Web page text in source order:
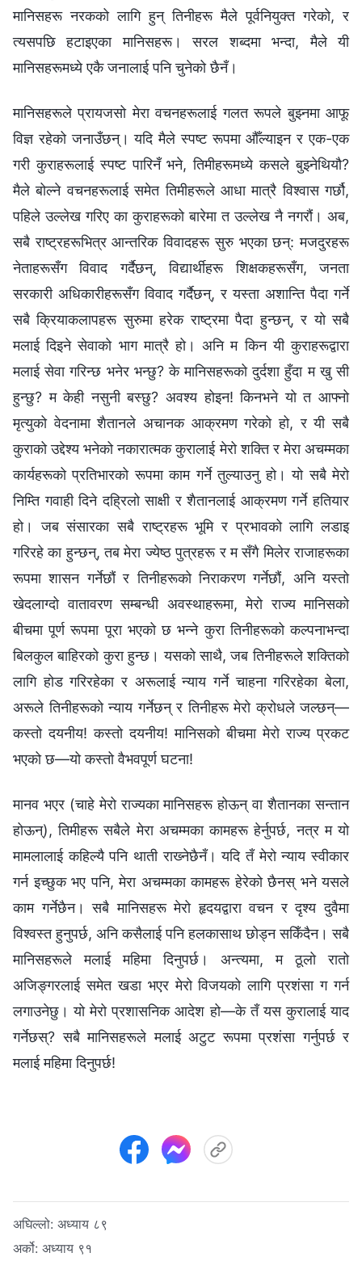
मानिसहरू नरकको लागि हुन् तिनीहरू मैले पूर्वनियुक्त गरेको, र
त्यसपछि हटाइएका मानिसहरू। सरल शब्दमा भन्दा, मैले यी
मानिसहरूमध्ये एकै जनालाई पनि चुनेको छैनँ।
मानिसहरूले प्रायजसो मेरा वचनहरूलाई गलत रूपले बुझ्‍नमा आफू
विज्ञ रहेको जनाउँछन्। यदि मैले स्पष्ट रूपमा औँल्याइन र एक-एक
गरी कुराहरूलाई स्पष्ट पारिनँ भने, तिमीहरूमध्ये कसले बुझ्‍नेथियौ?
मैले बोल्‍ने वचनहरूलाई समेत तिमीहरूले आधा मात्रै विश्‍वास गर्छौ,
पहिले उल्‍लेख गरिए का कुराहरूको बारेमा त उल्‍लेख नै नगरौं। अब,
सबै राष्ट्रहरूभित्र आन्तरिक विवादहरू सुरु भएका छन्: मजदुरहरू
नेताहरूसँग विवाद गर्दैछन्, विद्यार्थीहरू शिक्षकहरूसँग, जनता
सरकारी अधिकारीहरूसँग विवाद गर्दैछन्, र यस्ता अशान्ति पैदा गर्ने
सबै क्रियाकलापहरू सुरुमा हरेक राष्ट्रमा पैदा हुन्छन्, र यो सबै
मलाई दिइने सेवाको भाग मात्रै हो। अनि म किन यी कुराहरूद्वारा
मलाई सेवा गरिन्छ भनेर भन्छु? के मानिसहरूको दुर्दशा हुँदा म खु सी
हुन्छु? म केही नसुनी बस्छु? अवश्य होइन! किनभने यो त आफ्‍नो
मृत्युको वेदनामा शैतानले अचानक आक्रमण गरेको हो, र यी सबै
कुराको उद्देश्‍य भनेको नकारात्मक कुरालाई मेरो शक्ति र मेरा अचम्‍मका
कार्यहरूको प्रतिभारको रूपमा काम गर्ने तुल्याउनु हो। यो सबै मेरो
निम्ति गवाही दिने दह्रिलो साक्षी र शैतानलाई आक्रमण गर्ने हतियार
हो। जब संसारका सबै राष्ट्रहरू भूमि र प्रभावको लागि लडाइ
गरिरहे का हुन्छन्, तब मेरा ज्येष्ठ पुत्रहरू र म सँगै मिलेर राजाहरूका
रूपमा शासन गर्नेछौं र तिनीहरूको निराकरण गर्नेछौं, अनि यस्तो
खेदलाग्दो वातावरण सम्‍बन्धी अवस्थाहरूमा, मेरो राज्य मानिसको
बीचमा पूर्ण रूपमा पूरा भएको छ भन्‍ने कुरा तिनीहरूको कल्‍पनाभन्दा
बिलकुल बाहिरको कुरा हुन्छ। यसको साथै, जब तिनीहरूले शक्तिको
लागि होड गरिरहेका र अरूलाई न्याय गर्ने चाहना गरिरहेका बेला,
अरूले तिनीहरूको न्याय गर्नेछन् र तिनीहरू मेरो क्रोधले जल्छन्—
कस्तो दयनीय! कस्तो दयनीय! मानिसको बीचमा मेरो राज्य प्रकट
भएको छ—यो कस्तो वैभवपूर्ण घटना!
मानव भएर (चाहे मेरो राज्यका मानिसहरू होऊन् वा शैतानका सन्तान
होऊन्), तिमीहरू सबैले मेरा अचम्‍मका कामहरू हेर्नुपर्छ, नत्र म यो
मामलालाई कहिल्यै पनि थाती राख्‍नेछैनँ। यदि तँ मेरो न्याय स्वीकार
गर्न इच्‍छुक भए पनि, मेरा अचम्‍मका कामहरू हेरेको छैनस् भने यसले
काम गर्नेछैन। सबै मानिसहरू मेरो हृदयद्वारा वचन र दृश्य दुवैमा
विश्‍वस्त हुनुपर्छ, अनि कसैलाई पनि हलकासाथ छोड्न सकिँदैन। सबै
मानिसहरूले मलाई महिमा दिनुपर्छ। अन्त्यमा, म ठूलो रातो
अजिङ्गरलाई समेत खडा भएर मेरो विजयको लागि प्रशंसा ग गर्न
लगाउनेछु। यो मेरो प्रशासनिक आदेश हो—के तँ यस कुरालाई याद
गर्नेछस्? सबै मानिसहरूले मलाई अटुट रूपमा प्रशंसा गर्नुपर्छ र
मलाई महिमा दिनुपर्छ!
अघिल्लो: अध्याय ८९
अर्को: अध्याय ९१